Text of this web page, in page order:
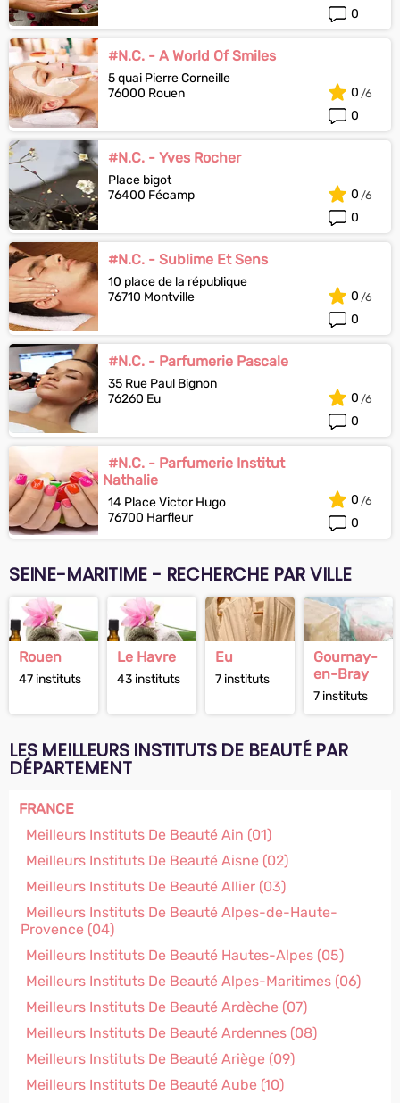
0
#N.C. - A World Of Smiles
5 quai Pierre Corneille
76000 Rouen
0
0
#N.C. - Yves Rocher
Place bigot
76400 Fécamp
0
0
#N.C. - Sublime Et Sens
10 place de la république
76710 Montville
0
0
#N.C. - Parfumerie Pascale
35 Rue Paul Bignon
76260 Eu
0
0
#N.C. - Parfumerie Institut
Nathalie
14 Place Victor Hugo
76700 Harfleur
0
0
SEINE-MARITIME - RECHERCHE PAR VILLE
Rouen
47 instituts
Le Havre
43 instituts
Eu
7 instituts
Gournay-
en-Bray
7 instituts
LES MEILLEURS INSTITUTS DE BEAUTÉ PAR
DÉPARTEMENT
FRANCE
Meilleurs Instituts De Beauté Ain (01)
Meilleurs Instituts De Beauté Aisne (02)
Meilleurs Instituts De Beauté Allier (03)
Meilleurs Instituts De Beauté Alpes-de-Haute-
Provence (04)
Meilleurs Instituts De Beauté Hautes-Alpes (05)
Meilleurs Instituts De Beauté Alpes-Maritimes (06)
Meilleurs Instituts De Beauté Ardèche (07)
Meilleurs Instituts De Beauté Ardennes (08)
Meilleurs Instituts De Beauté Ariège (09)
Meilleurs Instituts De Beauté Aube (10)